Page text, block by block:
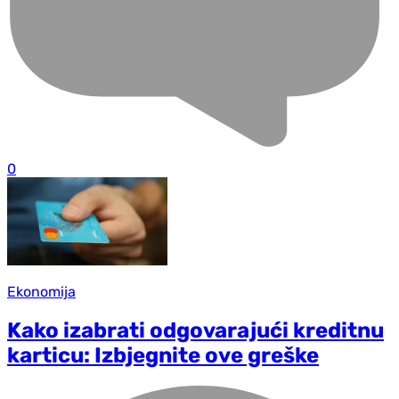
0
Ekonomija
Kako izabrati odgovarajući kreditnu
karticu: Izbjegnite ove greške